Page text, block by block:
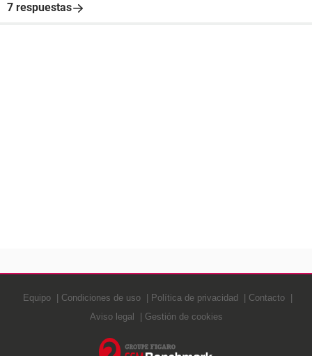
7 respuestas
Equipo Condiciones de uso Política de privacidad
Contacto
Aviso legal
Gestión de cookies